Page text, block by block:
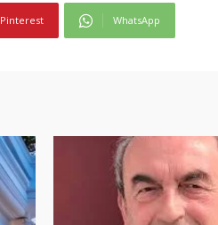
Pinterest WhatsApp